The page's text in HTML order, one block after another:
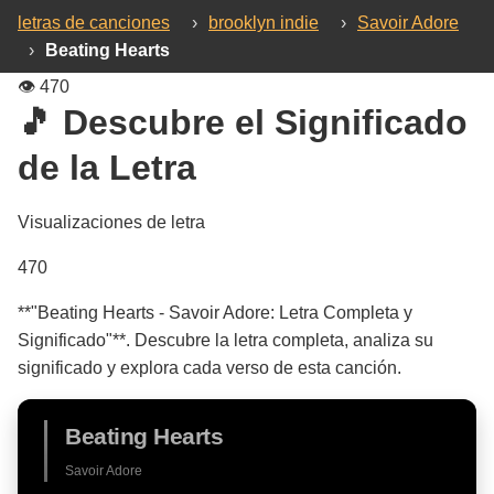
letras de canciones › brooklyn indie ›
Savoir Adore
›
Beating Hearts
👁️ 470
🎵 Descubre el Significado
de la Letra
Visualizaciones de letra
470
**"Beating Hearts - Savoir Adore: Letra Completa y
Significado"**. Descubre la letra completa, analiza su
significado y explora cada verso de esta canción.
Beating Hearts
Savoir Adore